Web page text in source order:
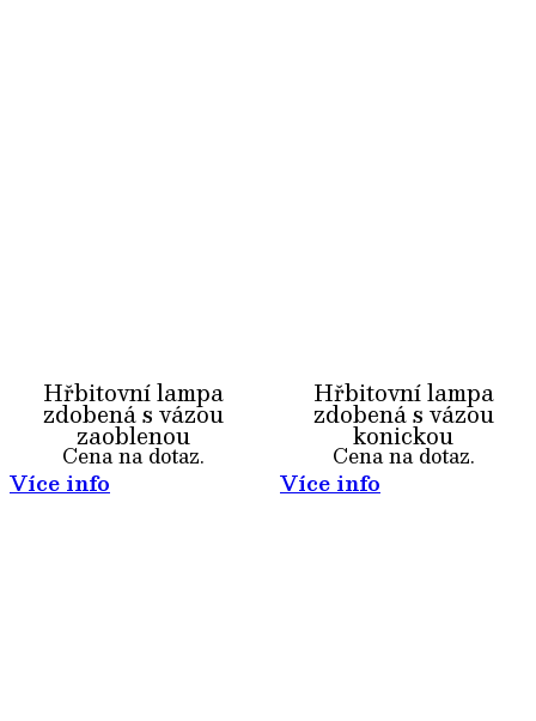
Hřbitovní lampa
zdobená s vázou
zaoblenou
Cena na dotaz.
Více info
Hřbitovní lampa
zdobená s vázou
konickou
Cena na dotaz.
Více info